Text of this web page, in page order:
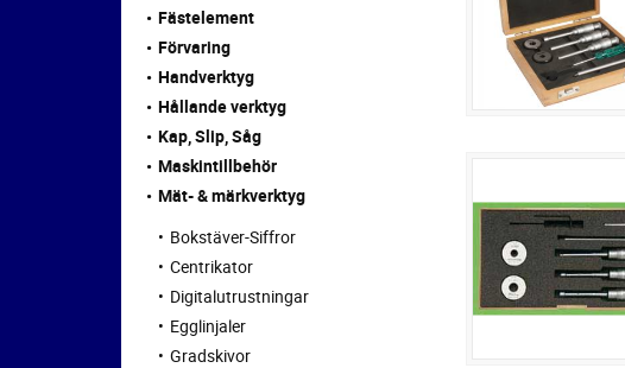
Fästelement
Förvaring
Handverktyg
Hållande verktyg
Kap, Slip, Såg
Maskintillbehör
Mät- & märkverktyg
Bokstäver-Siffror
Centrikator
Digitalutrustningar
Egglinjaler
Gradskivor